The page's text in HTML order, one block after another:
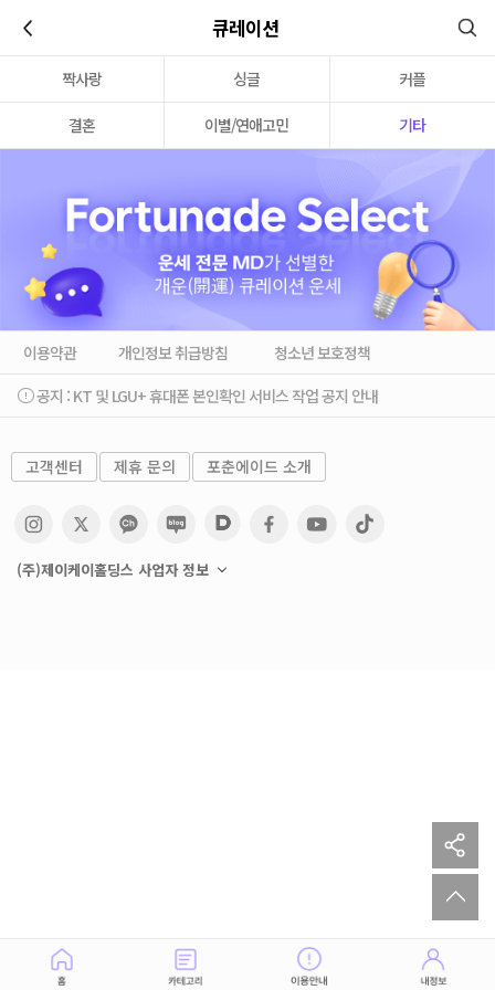
큐레이션
짝사랑 싱글 커플
결혼 이별/연애고민 기타
이용약관 개인정보 취급방침
청소년 보호정책
공지 : KT 및 LGU+ 휴대폰 본인확인 서비스 작업 공지 안내
고객센터 제휴 문의 포춘에이드 소개
(주)제이케이홀딩스 사업자 정보